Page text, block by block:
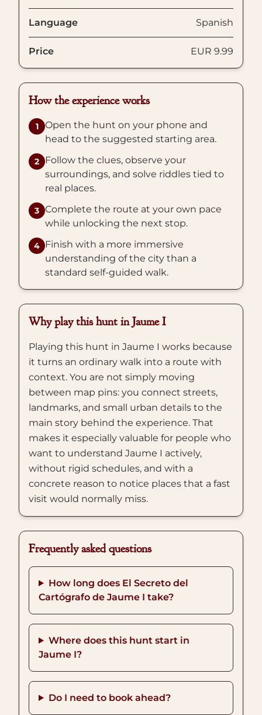
Language Spanish
Price EUR 9.99
How the experience works
1
Open the hunt on your phone and
head to the suggested starting area.
2
Follow the clues, observe your
surroundings, and solve riddles tied to
real places.
3 Complete the route at your own pace
while unlocking the next stop.
4 Finish with a more immersive
understanding of the city than a
standard self-guided walk.
Why play this hunt in Jaume I
Playing this hunt in Jaume I works because
it turns an ordinary walk into a route with
context. You are not simply moving
between map pins: you connect streets,
landmarks, and small urban details to the
main story behind the experience. That
makes it especially valuable for people who
want to understand Jaume I actively,
without rigid schedules, and with a
concrete reason to notice places that a fast
visit would normally miss.
Frequently asked questions
How long does El Secreto del
Cartógrafo de Jaume I take?
Where does this hunt start in
Jaume I?
Do I need to book ahead?